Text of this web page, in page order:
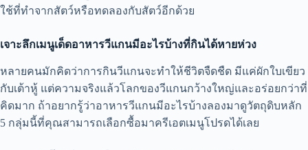
ใช้ที่ทำจากสัตว์หรือทดลองกับสัตว์อีกด้วย
เจาะลึกเมนูเด็ดอาหารวีแกนมีอะไรบ้างที่กินได้หายห่วง
หลายคนมักคิดว่าการกินวีแกนจะทำให้ชีวิตจืดชืด มีแค่ผักใบเขียว
กับเต้าหู้ แต่ความจริงแล้วโลกของวีแกนกว้างใหญ่และอร่อยกว่าที่
คิดมาก ถ้าอยากรู้ว่าอาหารวีแกนมีอะไรบ้างลองมาดูวัตถุดิบหลัก
5 กลุ่มนี้ที่คุณสามารถเลือกซื้อมาครีเอตเมนูโปรดได้เลย